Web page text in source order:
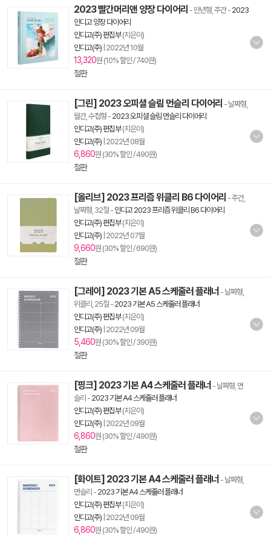
2023 빨간머리앤 양장 다이어리 - 만년형, 주간- 2023
인디고 양장 다이어리
인디고(주) 편집부(지은이)
인디고(주) 2022년 10월
13,320원 (10% 할인 / 740원)
절판
[그린] 2023 오피셜 슬림 먼슬리 다이어리 - 날짜형,
월간, 수첩형 - 2023 오피셜 슬림 먼슬리 다이어리
인디고(주) 편집부(지은이)
인디고(주) 2022년 08월
6,860원 (30% 할인 / 490원)
절판
[올리브] 2023 프리즘 위클리 B6 다이어리 - 주간,
날짜형, 32절 - 인디고 2023 프리즘 위클리 B6 다이어리
인디고(주) 편집부(지은이)
인디고(주) 2022년 07월
9,660원 (30% 할인 / 690원)
절판
[그레이] 2023 기본 A5 스케줄러 플래너 - 날짜형,
위클리, 25절 - 2023 기본 A5 스케줄러 플래너
인디고(주) 편집부(지은이)
인디고(주) 2022년 09월
5,460원 (30% 할인 / 390원)
절판
[핑크] 2023 기본 A4 스케줄러 플래너 - 날짜형, 먼
슬리 - 2023 기본 A4 스케줄러 플래너
인디고(주) 편집부(지은이)
인디고(주) 2022년 09월
6,860원 (30% 할인 / 490원)
절판
[화이트] 2023 기본 A4 스케줄러 플래너 - 날짜형,
먼슬리 - 2023 기본 A4 스케줄러 플래너
인디고(주) 편집부(지은이)
인디고(주) 2022년 09월
6,860원 (30% 할인 / 490원)